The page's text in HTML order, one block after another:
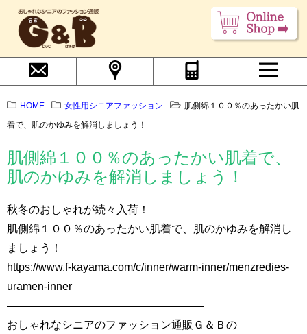
HOME 女性用シニアファッション
肌側綿１００％のあったかい肌
着で、肌のかゆみを解消しましょう！
肌側綿１００％のあったかい肌着で、
肌のかゆみを解消しましょう！
秋冬のおしゃれが続々入荷！
肌側綿１００％のあったかい肌着で、肌のかゆみを解消し
ましょう！
https://www.f-kayama.com/c/inner/warm-inner/menzredies-
uramen-inner
——————————————————
おしゃれなシニアのファッション通販Ｇ＆Ｂの